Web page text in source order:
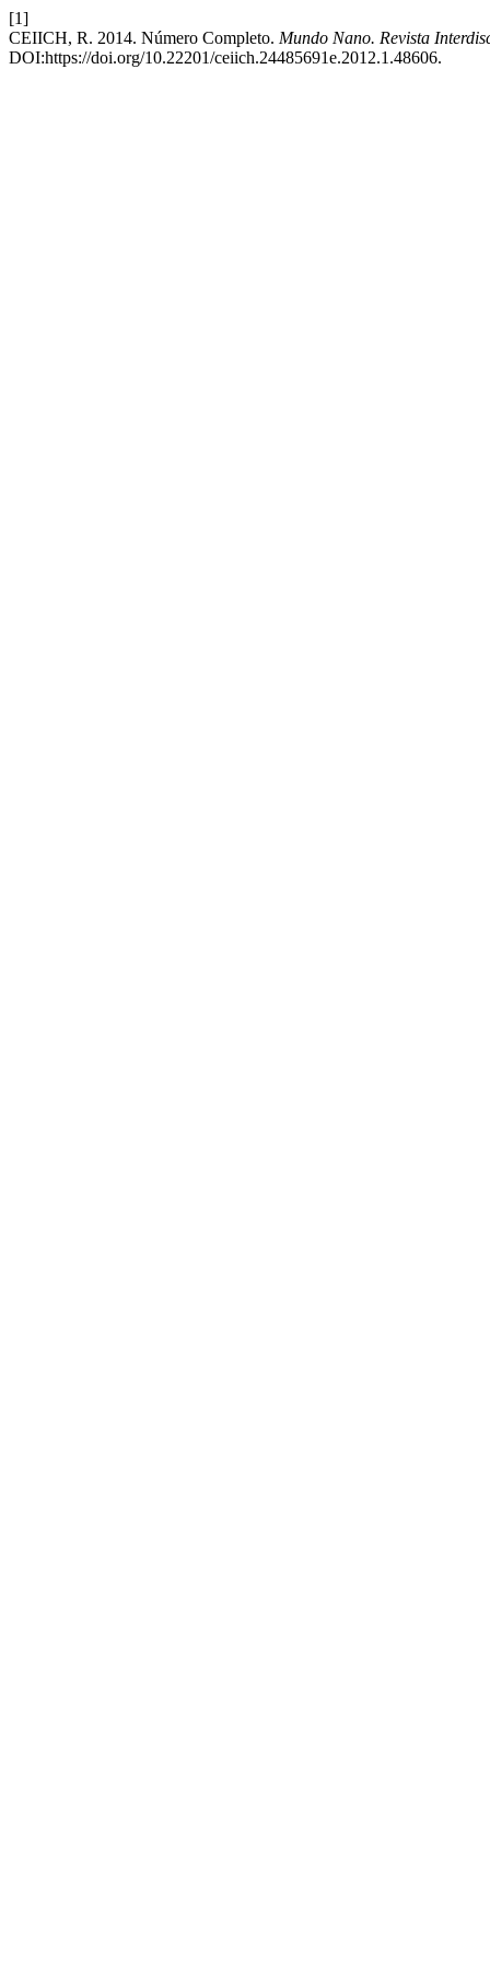
[1]
CEIICH, R. 2014. Número Completo. Mundo Nano. Revista
DOI:https://doi.org/10.22201/ceiich.24485691e.2012.1.48606.